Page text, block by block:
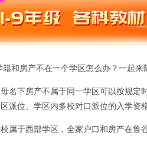
和房产不在一个学区怎么办？一起来
名下房产不属于同一学区可以按规
派位、学区内多校对口派位的入学资格
属于西部学区，全家户口和房产在鲁